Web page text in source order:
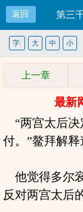
返回 第三
字: 大 中 小
上一章
最新
“两宫太后决
付。”鳌拜解释
他觉得多尔
反对两宫太后